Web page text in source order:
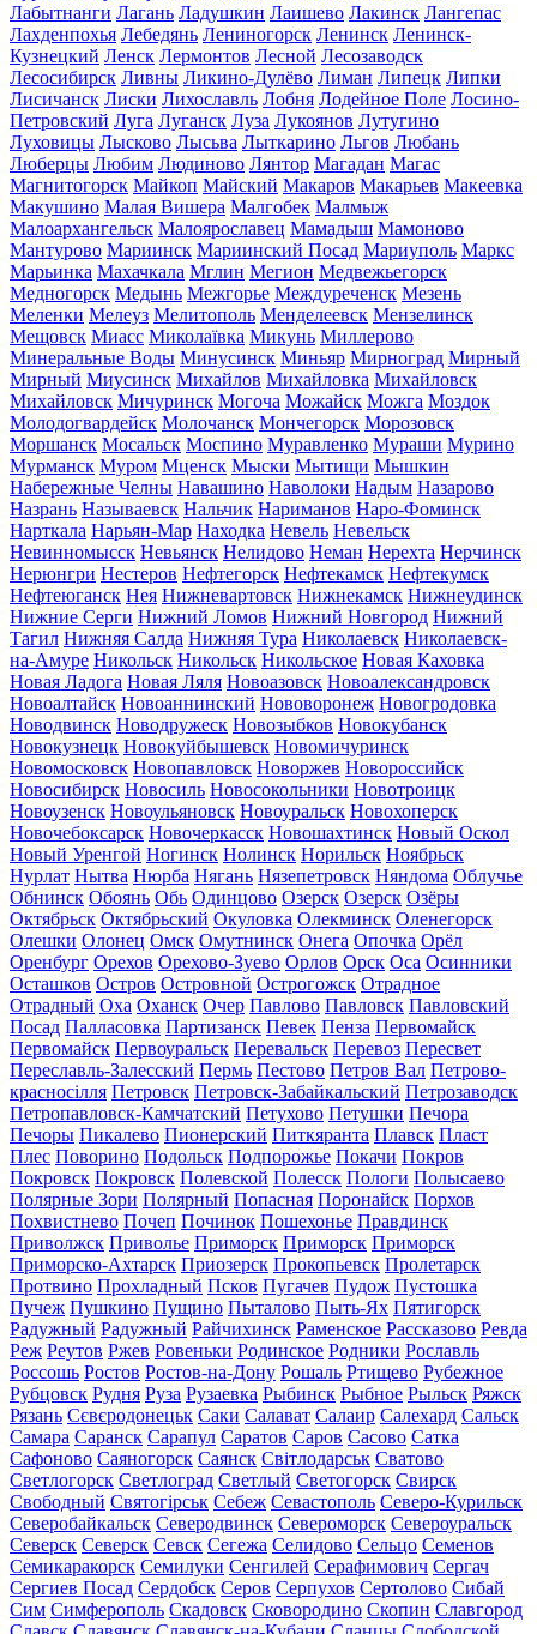
Лабытнанги Лагань Ладушкин Лаишево Лакинск Лангепас
Лахденпохья Лебедянь Лениногорск Ленинск Ленинск-
Кузнецкий Ленск Лермонтов Лесной Лесозаводск
Лесосибирск Ливны Ликино-Дулёво Лиман Липецк Липки
Лисичанск Лиски Лихославль Лобня Лодейное Поле Лосино-
Петровский Луга Луганск Луза Лукоянов Лутугино
Луховицы Лысково Лысьва Лыткарино Льгов Любань
Люберцы Любим Людиново Лянтор Магадан Магас
Магнитогорск Майкоп Майский Макаров Макарьев Макеевка
Макушино Малая Вишера Малгобек Малмыж
Малоархангельск Малоярославец Мамадыш Мамоново
Мантурово Мариинск Мариинский Посад Мариуполь Маркс
Марьинка Махачкала Мглин Мегион Медвежьегорск
Медногорск Медынь Межгорье Междуреченск Мезень
Меленки Мелеуз Мелитополь Менделеевск Мензелинск
Мещовск Миасс Миколаївка Микунь Миллерово
Минеральные Воды Минусинск Миньяр Мирноград Мирный
Мирный Миусинск Михайлов Михайловка Михайловск
Михайловск Мичуринск Могоча Можайск Можга Моздок
Молодогвардейск Молочанск Мончегорск Морозовск
Моршанск Мосальск Моспино Муравленко Мураши Мурино
Мурманск Муром Мценск Мыски Мытищи Мышкин
Набережные Челны Навашино Наволоки Надым Назарово
Назрань Называевск Нальчик Нариманов Наро-Фоминск
Нарткала Нарьян-Мар Находка Невель Невельск
Невинномысск Невьянск Нелидово Неман Нерехта Нерчинск
Нерюнгри Нестеров Нефтегорск Нефтекамск Нефтекумск
Нефтеюганск Нея Нижневартовск Нижнекамск Нижнеудинск
Нижние Серги Нижний Ломов Нижний Новгород Нижний
Тагил Нижняя Салда Нижняя Тура Николаевск Николаевск-
на-Амуре Никольск Никольск Никольское Новая Каховка
Новая Ладога Новая Ляля Новоазовск Новоалександровск
Новоалтайск Новоаннинский Нововоронеж Новогродовка
Новодвинск Новодружеск Новозыбков Новокубанск
Новокузнецк Новокуйбышевск Новомичуринск
Новомосковск Новопавловск Новоржев Новороссийск
Новосибирск Новосиль Новосокольники Новотроицк
Новоузенск Новоульяновск Новоуральск Новохоперск
Новочебоксарск Новочеркасск Новошахтинск Новый Оскол
Новый Уренгой Ногинск Нолинск Норильск Ноябрьск
Нурлат Нытва Нюрба Нягань Нязепетровск Няндома Облучье
Обнинск Обоянь Обь Одинцово Озерск Озерск Озёры
Октябрьск Октябрьский Окуловка Олекминск Оленегорск
Олешки Олонец Омск Омутнинск Онега Опочка Орёл
Оренбург Орехов Орехово-Зуево Орлов Орск Оса Осинники
Осташков Остров Островной Острогожск Отрадное
Отрадный Оха Оханск Очер Павлово Павловск Павловский
Посад Палласовка Партизанск Певек Пенза Первомайск
Первомайск Первоуральск Перевальск Перевоз Пересвет
Переславль-Залесский Пермь Пестово Петров Вал Петрово-
красносілля Петровск Петровск-Забайкальский Петрозаводск
Петропавловск-Камчатский Петухово Петушки Печора
Печоры Пикалево Пионерский Питкяранта Плавск Пласт
Плес Поворино Подольск Подпорожье Покачи Покров
Покровск Покровск Полевской Полесск Пологи Полысаево
Полярные Зори Полярный Попасная Поронайск Порхов
Похвистнево Почеп Починок Пошехонье Правдинск
Приволжск Приволье Приморск Приморск Приморск
Приморско-Ахтарск Приозерск Прокопьевск Пролетарск
Протвино Прохладный Псков Пугачев Пудож Пустошка
Пучеж Пушкино Пущино Пыталово Пыть-Ях Пятигорск
Радужный Радужный Райчихинск Раменское Рассказово Ревда
Реж Реутов Ржев Ровеньки Родинское Родники Рославль
Россошь Ростов Ростов-на-Дону Рошаль Ртищево Рубежное
Рубцовск Рудня Руза Рузаевка Рыбинск Рыбное Рыльск Ряжск
Рязань Сєвєродонецьк Саки Салават Салаир Салехард Сальск
Самара Саранск Сарапул Саратов Саров Сасово Сатка
Сафоново Саяногорск Саянск Світлодарськ Сватово
Светлогорск Светлоград Светлый Светогорск Свирск
Свободный Святогірськ Себеж Севастополь Северо-Курильск
Северобайкальск Северодвинск Североморск Североуральск
Северск Северск Севск Сегежа Селидово Сельцо Семенов
Семикаракорск Семилуки Сенгилей Серафимович Сергач
Сергиев Посад Сердобск Серов Серпухов Сертолово Сибай
Сим Симферополь Скадовск Сковородино Скопин Славгород